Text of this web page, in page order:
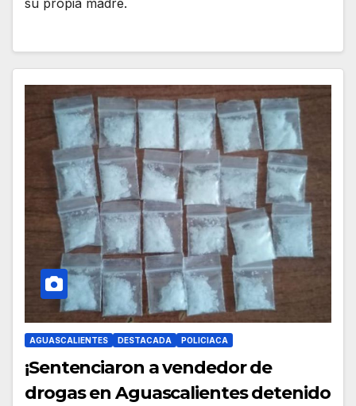
su propia madre.
AGUASCALIENTES DESTACADA POLICIACA
¡Sentenciaron a vendedor de
drogas en Aguascalientes detenido